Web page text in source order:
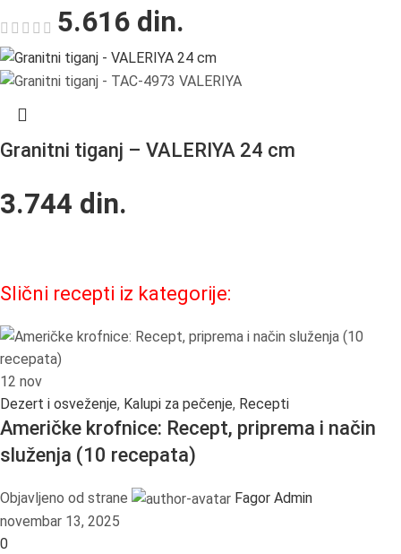
5.616 din.
Granitni tiganj – VALERIYA 24 cm
3.744 din.
Slični recepti iz kategorije:
12 nov
Dezert i osveženje, Kalupi za pečenje, Recepti
Američke krofnice: Recept, priprema i način
služenja (10 recepata)​
Objavljeno od strane
Fagor Admin
novembar 13, 2025
0